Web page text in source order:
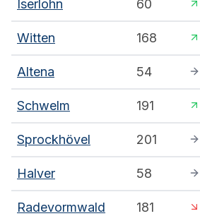
Iserlohn 60
Witten 168
Altena 54
Schwelm 191
Sprockhövel 201
Halver 58
Radevormwald 181